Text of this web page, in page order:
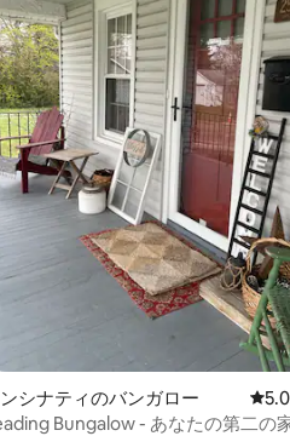
5つ星中4.91つ星の平均評価
シナティのバンガロー レビ
Bungalow - あなたの第二の